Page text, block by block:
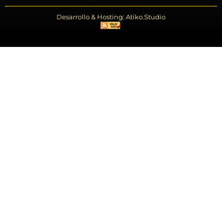
Desarrollo & Hosting: Atiko.Studio